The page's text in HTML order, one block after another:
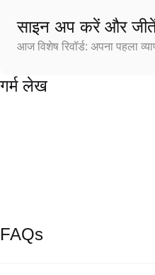
साइन अप करें और
आज विशेष रिवॉर्ड: अपना पहला
गर्म लेख
FAQs